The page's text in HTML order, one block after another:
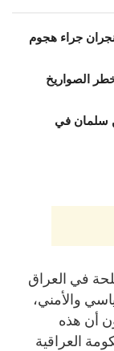
في نجران جراء هجوم
خطر الصواريخ
سلمان في
في العراق
والأمني،
أن هذه
العراقية